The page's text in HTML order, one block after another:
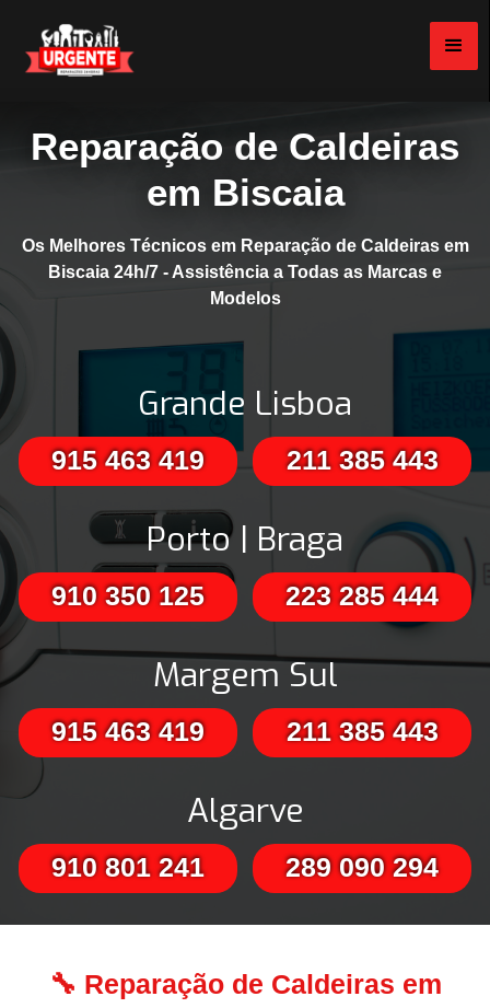
Reparação de Caldeiras
em Biscaia
Os Melhores Técnicos em Reparação de Caldeiras em
Biscaia 24h/7 - Assistência a Todas as Marcas e
Modelos
Grande Lisboa
915 463 419 211 385 443
Porto | Braga
910 350 125 223 285 444
Margem Sul
915 463 419 211 385 443
Algarve
910 801 241 289 090 294
🔧 Reparação de Caldeiras em